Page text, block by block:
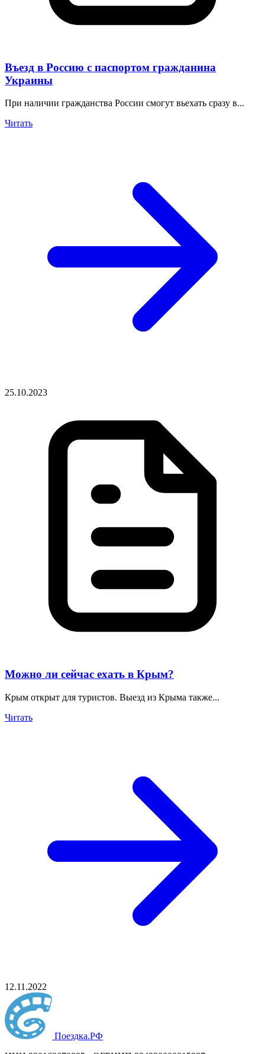
Въезд в Россию с паспортом гражданина
Украины
При наличии гражданства России смогут вьехать сразу в...
Читать
25.10.2023
Можно ли сейчас ехать в Крым?
Крым открыт для туристов. Выезд из Крыма также...
Читать
12.11.2022
Поездка.РФ